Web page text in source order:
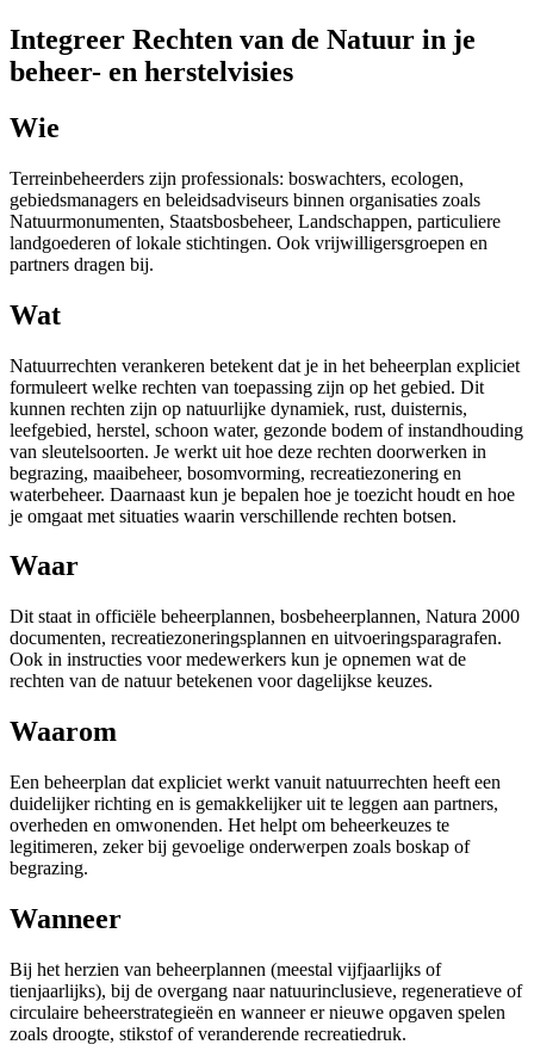
Integreer Rechten van de Natuur in je
beheer- en herstelvisies
Wie
Terreinbeheerders zijn professionals: boswachters, ecologen,
gebiedsmanagers en beleidsadviseurs binnen organisaties zoals
Natuurmonumenten, Staatsbosbeheer, Landschappen, particuliere
landgoederen of lokale stichtingen. Ook vrijwilligersgroepen en
partners dragen bij.
Wat
Natuurrechten verankeren betekent dat je in het beheerplan expliciet
formuleert welke rechten van toepassing zijn op het gebied. Dit
kunnen rechten zijn op natuurlijke dynamiek, rust, duisternis,
leefgebied, herstel, schoon water, gezonde bodem of instandhouding
van sleutelsoorten. Je werkt uit hoe deze rechten doorwerken in
begrazing, maaibeheer, bosomvorming, recreatiezonering en
waterbeheer. Daarnaast kun je bepalen hoe je toezicht houdt en hoe
je omgaat met situaties waarin verschillende rechten botsen.
Waar
Dit staat in officiële beheerplannen, bosbeheerplannen, Natura 2000
documenten, recreatiezoneringsplannen en uitvoeringsparagrafen.
Ook in instructies voor medewerkers kun je opnemen wat de
rechten van de natuur betekenen voor dagelijkse keuzes.
Waarom
Een beheerplan dat expliciet werkt vanuit natuurrechten heeft een
duidelijker richting en is gemakkelijker uit te leggen aan partners,
overheden en omwonenden. Het helpt om beheerkeuzes te
legitimeren, zeker bij gevoelige onderwerpen zoals boskap of
begrazing.
Wanneer
Bij het herzien van beheerplannen (meestal vijfjaarlijks of
tienjaarlijks), bij de overgang naar natuurinclusieve, regeneratieve of
circulaire beheerstrategieën en wanneer er nieuwe opgaven spelen
zoals droogte, stikstof of veranderende recreatiedruk.